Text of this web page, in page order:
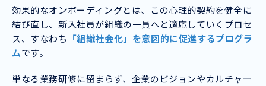
効果的なオンボーディングとは、この心理的契約を健全に
結び直し、新入社員が組織の一員へと適応していくプロセ
ス、すなわち 「組織社会化」を意図的に促進するプログラ
ムです。
単なる業務研修に留まらず、企業のビジョンやカルチャー